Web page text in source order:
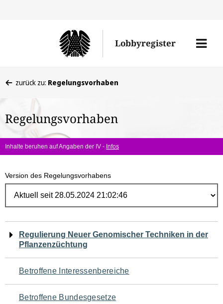
Lobbyregister
Menü
befinden
hier:
zurück zu: Regelungsvorhaben
Regelungsvorhaben
Inhalte beruhen auf Angaben der IV - Infos
Version des Regelungsvorhabens
Navigation
für
den
Seiteninhalt
Regulierung Neuer Genomischer Techniken in der
Pflanzenzüchtung
Betroffene Interessenbereiche
Betroffene Bundesgesetze